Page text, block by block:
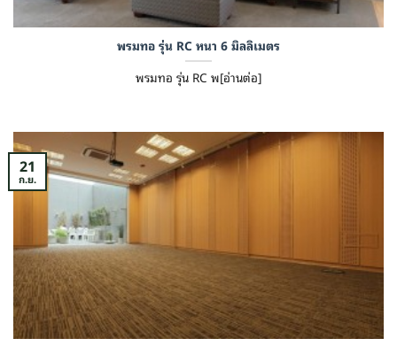
พรมทอ รุ่น RC หนา 6 มิลลิเมตร
พรมทอ รุ่น RC พ[อ่านต่อ]
21
ก.ย.